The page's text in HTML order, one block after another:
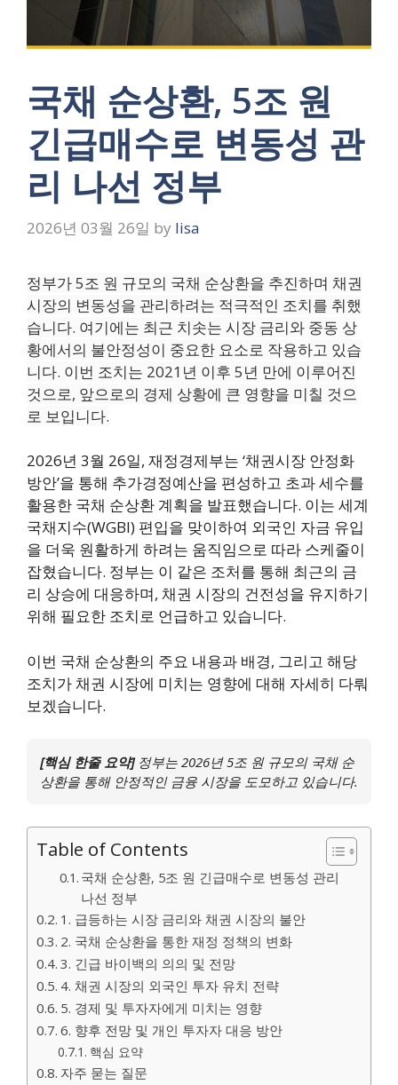
국채 순상환, 5조 원
긴급매수로 변동성 관
리 나선 정부
2026년 03월 26일 by lisa
정부가 5조 원 규모의 국채 순상환을 추진하며 채권
시장의 변동성을 관리하려는 적극적인 조치를 취했
습니다. 여기에는 최근 치솟는 시장 금리와 중동 상
황에서의 불안정성이 중요한 요소로 작용하고 있습
니다. 이번 조치는 2021년 이후 5년 만에 이루어진
것으로, 앞으로의 경제 상황에 큰 영향을 미칠 것으
로 보입니다.
2026년 3월 26일, 재정경제부는 ‘채권시장 안정화
방안’을 통해 추가경정예산을 편성하고 초과 세수를
활용한 국채 순상환 계획을 발표했습니다. 이는 세계
국채지수(WGBI) 편입을 맞이하여 외국인 자금 유입
을 더욱 원활하게 하려는 움직임으로 따라 스케줄이
잡혔습니다. 정부는 이 같은 조처를 통해 최근의 금
리 상승에 대응하며, 채권 시장의 건전성을 유지하기
위해 필요한 조치로 언급하고 있습니다.
이번 국채 순상환의 주요 내용과 배경, 그리고 해당
조치가 채권 시장에 미치는 영향에 대해 자세히 다뤄
보겠습니다.
[핵심 한줄 요약]정부는 2026년 5조 원 규모의 국채 순
상환을 통해 안정적인 금융 시장을 도모하고 있습니다.
Table of Contents
국채 순상환, 5조 원 긴급매수로 변동성 관리
나선 정부
1. 급등하는 시장 금리와 채권 시장의 불안
2. 국채 순상환을 통한 재정 정책의 변화
3. 긴급 바이백의 의의 및 전망
4. 채권 시장의 외국인 투자 유치 전략
5. 경제 및 투자자에게 미치는 영향
6. 향후 전망 및 개인 투자자 대응 방안
핵심 요약
자주 묻는 질문